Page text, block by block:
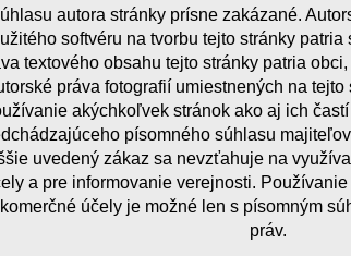
autora stránky prísne zakázané.
softvéru na tvorbu tejto stránky patria
textového obsahu tejto stránky patria
práva fotografií umiestnených na tejto
akýchkoľvek stránok ako aj ich
písomného súhlasu
uvedený zákaz sa nevzťahuje na
a pre informovanie verejnosti.
účely je možné len s písomným
práv.